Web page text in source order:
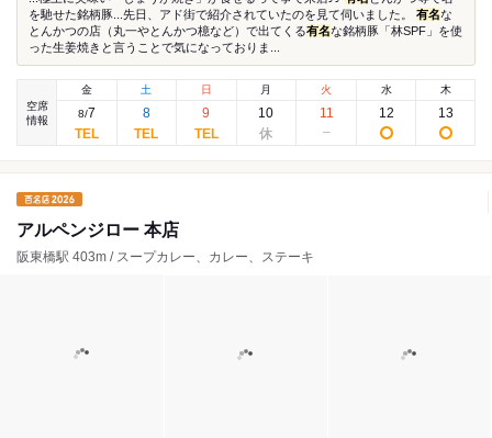
を馳せた銘柄豚...先日、アド街で紹介されていたのを見て伺いました。 有名な
とんかつの店（丸一やとんかつ檍など）で出てくる有名な銘柄豚「林SPF」を使
った生姜焼きと言うことで気になっておりま...
空席
情報
金
8/7
土
8
日
9
月
10
火
11
水
12
木
13
アルペンジロー 本店
阪東橋駅 403m / スープカレー、カレー、ステーキ